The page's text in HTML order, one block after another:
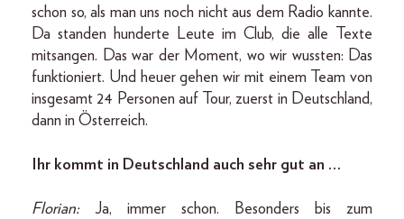
schon so, als man uns noch nicht aus dem Radio kannte.
Da standen hunderte Leute im Club, die alle Texte
mitsangen. Das war der Moment, wo wir wussten: Das
funktioniert. Und heuer gehen wir mit einem Team von
insgesamt 24 Personen auf Tour, zuerst in Deutschland,
dann in Österreich.
Ihr kommt in Deutschland auch sehr gut an …
Florian: Ja, immer schon. Besonders bis zum